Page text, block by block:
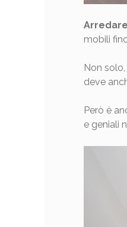
mobili
Non
deve
Però è
e geniali